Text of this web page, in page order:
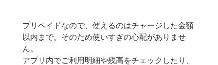
プリペイドなので、使えるのはチャージした金額
以内まで。そのため使いすぎの心配がありませ
ん。
アプリ内でご利用明細や残高をチェックしたり、